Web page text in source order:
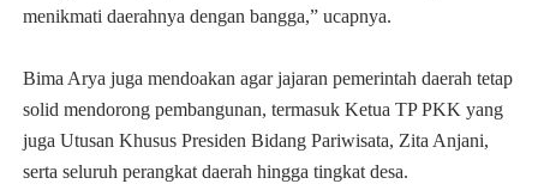
menikmati daerahnya dengan bangga,” ucapnya.
Bima Arya juga mendoakan agar jajaran pemerintah daerah tetap
solid mendorong pembangunan, termasuk Ketua TP PKK yang
juga Utusan Khusus Presiden Bidang Pariwisata, Zita Anjani,
serta seluruh perangkat daerah hingga tingkat desa.